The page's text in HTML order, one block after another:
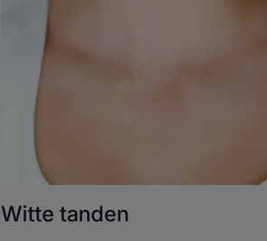
Witte tanden